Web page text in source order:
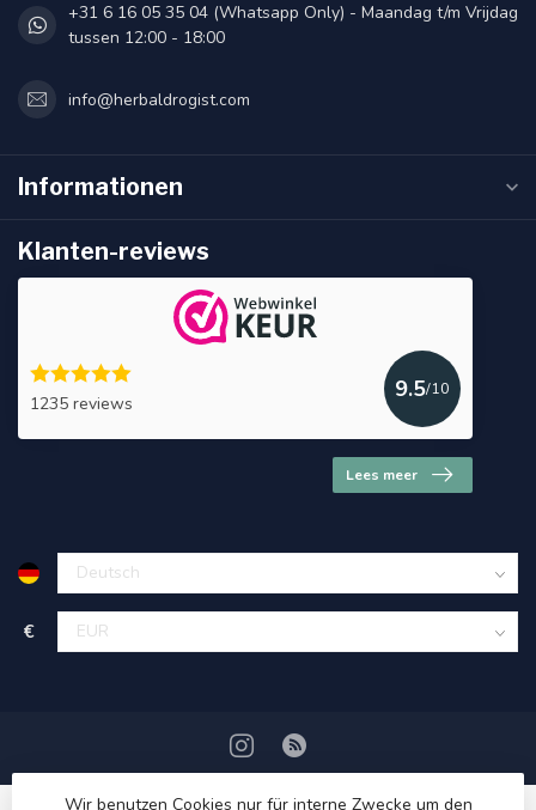
+31 6 16 05 35 04 (Whatsapp Only) - Maandag t/m Vrijdag
tussen 12:00 - 18:00
info@herbaldrogist.com
Informationen
Klanten-reviews
1235 reviews
9.5/10
Lees meer
€
Wir benutzen Cookies nur für interne Zwecke um den